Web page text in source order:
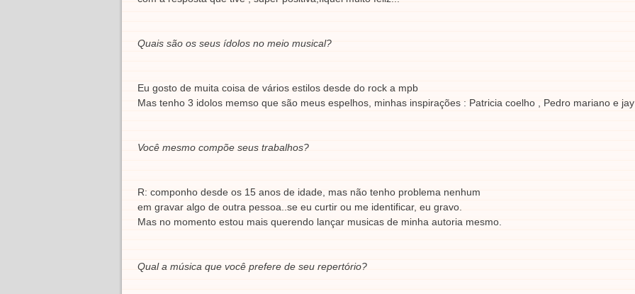
Quais são os seus ídolos no meio musical?
Eu gosto de muita coisa de vários estilos desde do rock a mpb
Mas tenho 3 idolos memso que são meus espelhos, minhas inspirações : Patricia coelho , Pedro mariano e
Você mesmo compõe seus trabalhos?
R: componho desde os 15 anos de idade, mas não tenho problema nenhum
em gravar algo de outra pessoa..se eu curtir ou me identificar, eu gravo.
Mas no momento estou mais querendo lançar musicas de minha autoria mesmo.
Qual a música que você prefere de seu repertório?